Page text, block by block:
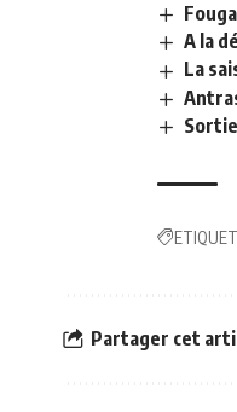
A la
La
Partager cet